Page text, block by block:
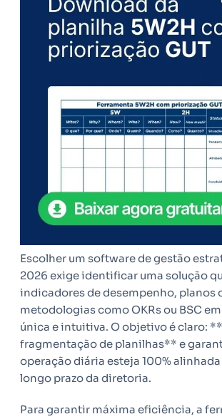
Escolher um software de gestão
2026 exige identificar uma solução
indicadores de desempenho, planos
metodologias como OKRs ou BSC
única e intuitiva. O objetivo é claro:
fragmentação de planilhas** e
operação diária esteja 100% alinhada
longo prazo da diretoria.
Para garantir máxima eficiência, a